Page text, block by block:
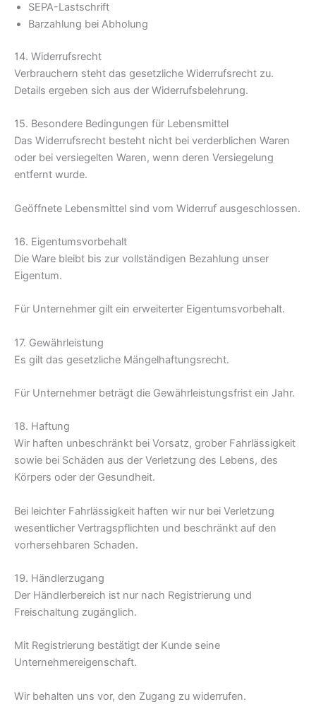
SEPA-Lastschrift
Barzahlung bei Abholung
14. Widerrufsrecht
Verbrauchern steht das gesetzliche Widerrufsrecht zu.
Details ergeben sich aus der Widerrufsbelehrung.
15. Besondere Bedingungen für Lebensmittel
Das Widerrufsrecht besteht nicht bei verderblichen Waren
oder bei versiegelten Waren, wenn deren Versiegelung
entfernt wurde.
Geöffnete Lebensmittel sind vom Widerruf ausgeschlossen.
16. Eigentumsvorbehalt
Die Ware bleibt bis zur vollständigen Bezahlung unser
Eigentum.
Für Unternehmer gilt ein erweiterter Eigentumsvorbehalt.
17. Gewährleistung
Es gilt das gesetzliche Mängelhaftungsrecht.
Für Unternehmer beträgt die Gewährleistungsfrist ein Jahr.
18. Haftung
Wir haften unbeschränkt bei Vorsatz, grober Fahrlässigkeit
sowie bei Schäden aus der Verletzung des Lebens, des
Körpers oder der Gesundheit.
Bei leichter Fahrlässigkeit haften wir nur bei Verletzung
wesentlicher Vertragspflichten und beschränkt auf den
vorhersehbaren Schaden.
19. Händlerzugang
Der Händlerbereich ist nur nach Registrierung und
Freischaltung zugänglich.
Mit Registrierung bestätigt der Kunde seine
Unternehmereigenschaft.
Wir behalten uns vor, den Zugang zu widerrufen.